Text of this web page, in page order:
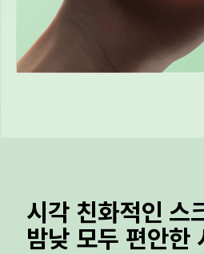
시각 친화적인 스